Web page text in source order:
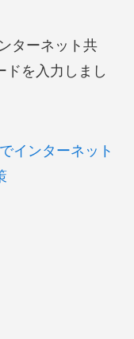
ターネット共
ドを入力しまし
インターネット